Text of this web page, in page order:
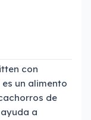
con
un alimento
de
a